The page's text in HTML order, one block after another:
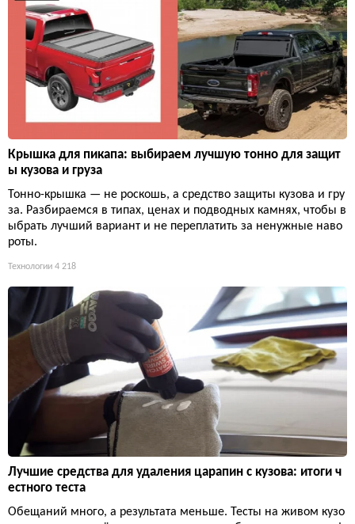
Крышка для пикапа: выбираем лучшую тонно для защит
ы кузова и груза
Тонно-крышка — не роскошь, а средство защиты кузова и гру
за. Разбираемся в типах, ценах и подводных камнях, чтобы в
ыбрать лучший вариант и не переплатить за ненужные наво
роты.
Технологии 4 218
Лучшие средства для удаления царапин с кузова: итоги ч
естного теста
Обещаний много, а результата меньше. Тесты на живом кузо